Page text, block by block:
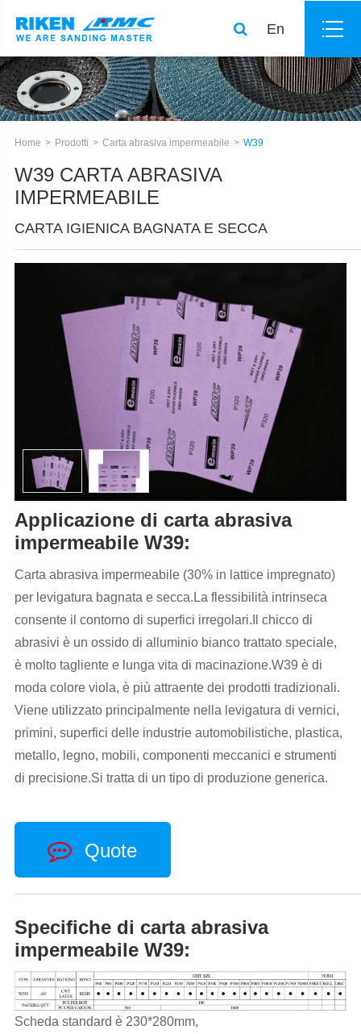
En
Home Prodotti Carta abrasiva impermeabile W39
W39 CARTA ABRASIVA
IMPERMEABILE
CARTA IGIENICA BAGNATA E SECCA
Applicazione di carta abrasiva
impermeabile W39:
Carta abrasiva impermeabile (30% in lattice impregnato)
per levigatura bagnata e secca.La flessibilità intrinseca
consente il contorno di superfici irregolari.Il chicco di
abrasivi è un ossido di alluminio bianco trattato speciale,
è molto tagliente e lunga vita di macinazione.W39 è di
moda colore viola, è più attraente dei prodotti tradizionali.
Viene utilizzato principalmente nella levigatura di vernici,
primini, superfici delle industrie automobilistiche, plastica,
metallo, legno, mobili, componenti meccanici e strumenti
di precisione.Si tratta di un tipo di produzione generica.
Quote
Specifiche di carta abrasiva
impermeabile W39:
Scheda standard è 230*280mm,